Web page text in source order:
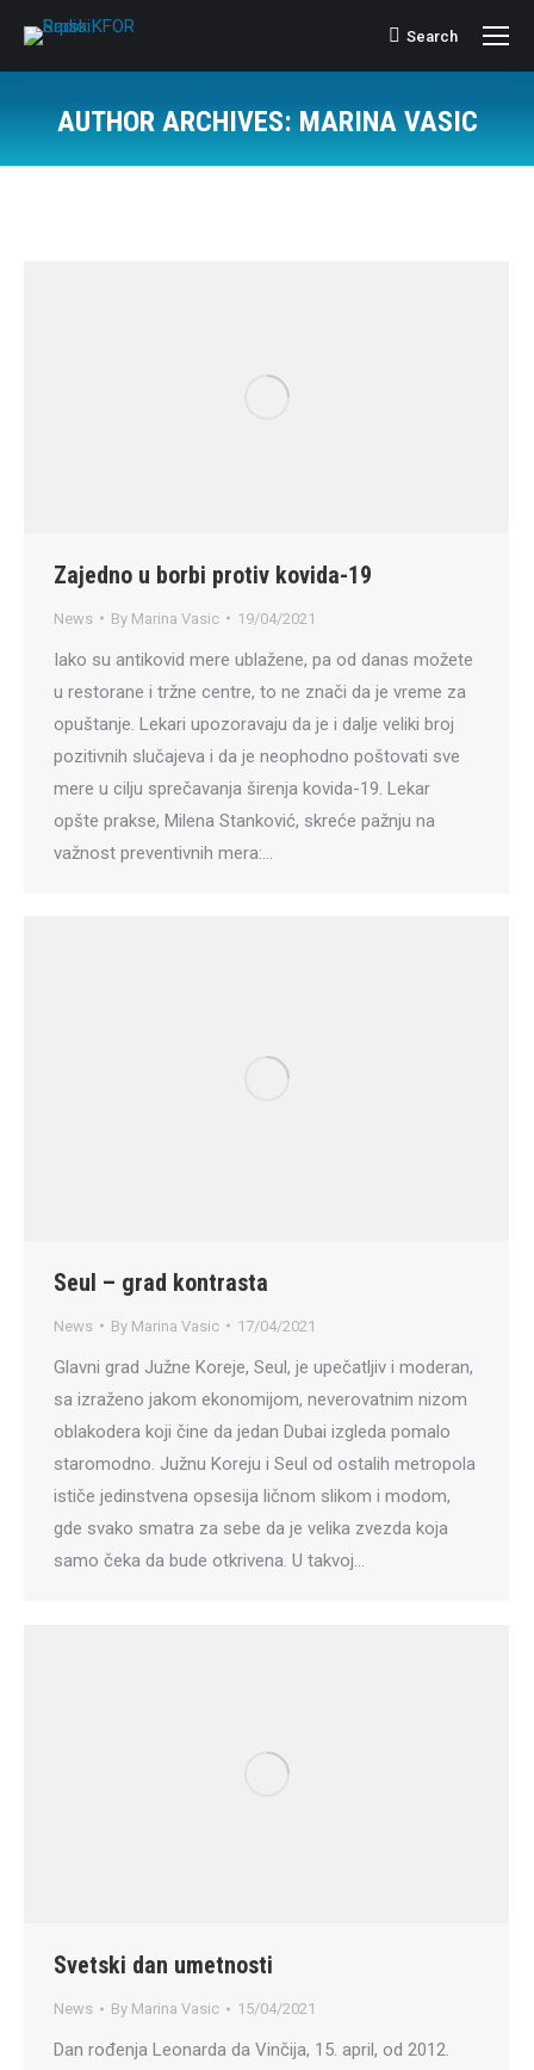
Search:
Search
AUTHOR ARCHIVES: MARINA VASIC
Zajedno u borbi protiv kovida-19
News By Marina Vasic 19/04/2021
Iako su antikovid mere ublažene, pa od danas možete
u restorane i tržne centre, to ne znači da je vreme za
opuštanje. Lekari upozoravaju da je i dalje veliki broj
pozitivnih slučajeva i da je neophodno poštovati sve
mere u cilju sprečavanja širenja kovida-19. Lekar
opšte prakse, Milena Stanković, skreće pažnju na
važnost preventivnih mera:…
Seul – grad kontrasta
News By Marina Vasic 17/04/2021
Glavni grad Južne Koreje, Seul, je upečatljiv i moderan,
sa izraženo jakom ekonomijom, neverovatnim nizom
oblakodera koji čine da jedan Dubai izgleda pomalo
staromodno. Južnu Koreju i Seul od ostalih metropola
ističe jedinstvena opsesija ličnom slikom i modom,
gde svako smatra za sebe da je velika zvezda koja
samo čeka da bude otkrivena. U takvoj…
Svetski dan umetnosti
News By Marina Vasic 15/04/2021
Dan rođenja Leonarda da Vinčija, 15. april, od 2012.